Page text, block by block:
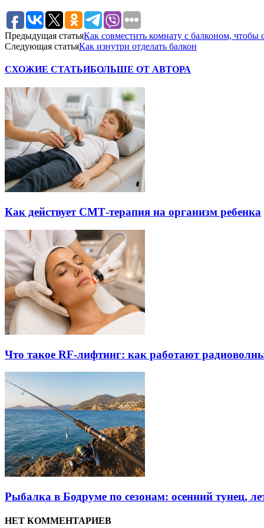
Предыдущая статьяКак совместить комнату с балконом, чтобы
Следующая статьяКак изнутри отделать балкон
СХОЖИЕ СТАТЬИБОЛЬШЕ ОТ АВТОРА
Как действует СМТ-терапия на организм ребенка
Что такое RF-лифтинг: как работают
Рыбалка в Бодруме по сезонам: осенний тунец,
НЕТ КОММЕНТАРИЕВ